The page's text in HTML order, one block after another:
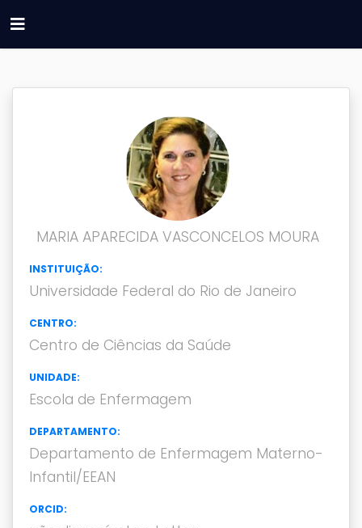
MARIA APARECIDA VASCONCELOS MOURA
INSTITUIÇÃO:
Universidade Federal do Rio de Janeiro
CENTRO:
Centro de Ciências da Saúde
UNIDADE:
Escola de Enfermagem
DEPARTAMENTO:
Departamento de Enfermagem Materno-
Infantil/EEAN
ORCID: